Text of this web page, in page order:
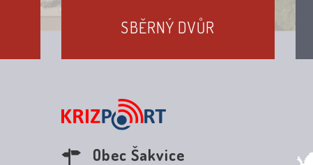
SBĚRNÝ DVŮR
Obec Šakvice